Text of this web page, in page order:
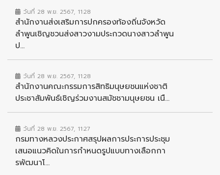
วันที่ 28 พ.ย. 2567, 11:28
สำนักงานส่งเสริมการปกครองท้องถิ่นจังหวัด
ลำพูนเชิญชวนส่งสาวงามประกวดนางสาวลำพูน
ป...
วันที่ 28 พ.ย. 2567, 11:28
สำนักงานคณะกรรมการสิทธิมนุษยชนแห่งชาติ
ประชาสัมพันธ์เชิญร่วมงานสมัชชามนุษยชน เนื...
วันที่ 28 พ.ย. 2567, 11:27
กรมทางหลวงประกาศสรุปผลการประการประชุม
เสนอแนวคิดในการกำหนดรูปแบบทางเลือกกา
รพัฒนาโ...